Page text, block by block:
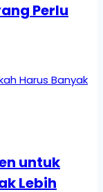
Perlu
untuk
Lebih